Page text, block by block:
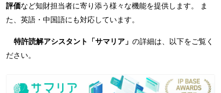
評価など知財担当者に寄り添う様々な機能を提供します。 ま
た、英語・中国語にも対応しています。
特許読解アシスタント「サマリア」 の詳細は、以下をご覧く
ださい。